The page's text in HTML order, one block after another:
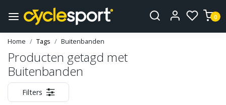
0
Home Tags Buitenbanden
Producten getagd met
Buitenbanden
Filters